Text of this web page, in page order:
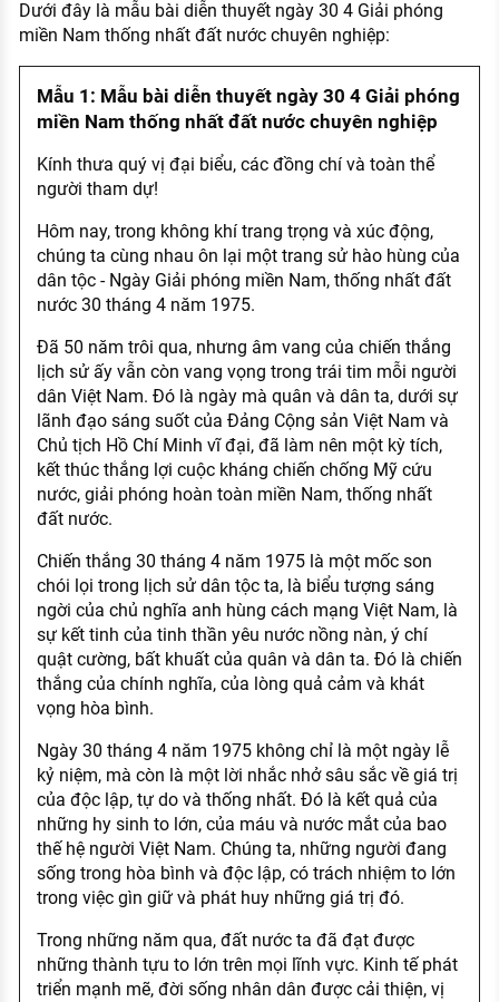
Dưới đây là mẫu bài diễn thuyết ngày 30 4 Giải phóng
miền Nam thống nhất đất nước chuyên nghiệp:
Mẫu 1: Mẫu bài diễn thuyết ngày 30 4 Giải phóng
miền Nam thống nhất đất nước chuyên nghiệp
Kính thưa quý vị đại biểu, các đồng chí và toàn thể
người tham dự!
Hôm nay, trong không khí trang trọng và xúc động,
chúng ta cùng nhau ôn lại một trang sử hào hùng của
dân tộc - Ngày Giải phóng miền Nam, thống nhất đất
nước 30 tháng 4 năm 1975.
Đã 50 năm trôi qua, nhưng âm vang của chiến thắng
lịch sử ấy vẫn còn vang vọng trong trái tim mỗi người
dân Việt Nam. Đó là ngày mà quân và dân ta, dưới sự
lãnh đạo sáng suốt của Đảng Cộng sản Việt Nam và
Chủ tịch Hồ Chí Minh vĩ đại, đã làm nên một kỳ tích,
kết thúc thắng lợi cuộc kháng chiến chống Mỹ cứu
nước, giải phóng hoàn toàn miền Nam, thống nhất
đất nước.
Chiến thắng 30 tháng 4 năm 1975 là một mốc son
chói lọi trong lịch sử dân tộc ta, là biểu tượng sáng
ngời của chủ nghĩa anh hùng cách mạng Việt Nam, là
sự kết tinh của tinh thần yêu nước nồng nàn, ý chí
quật cường, bất khuất của quân và dân ta. Đó là chiến
thắng của chính nghĩa, của lòng quả cảm và khát
vọng hòa bình.
Ngày 30 tháng 4 năm 1975 không chỉ là một ngày lễ
kỷ niệm, mà còn là một lời nhắc nhở sâu sắc về giá trị
của độc lập, tự do và thống nhất. Đó là kết quả của
những hy sinh to lớn, của máu và nước mắt của bao
thế hệ người Việt Nam. Chúng ta, những người đang
sống trong hòa bình và độc lập, có trách nhiệm to lớn
trong việc gìn giữ và phát huy những giá trị đó.
Trong những năm qua, đất nước ta đã đạt được
những thành tựu to lớn trên mọi lĩnh vực. Kinh tế phát
triển mạnh mẽ, đời sống nhân dân được cải thiện, vị